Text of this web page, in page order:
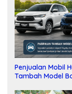
Penjualan Mobil
Tambah Model